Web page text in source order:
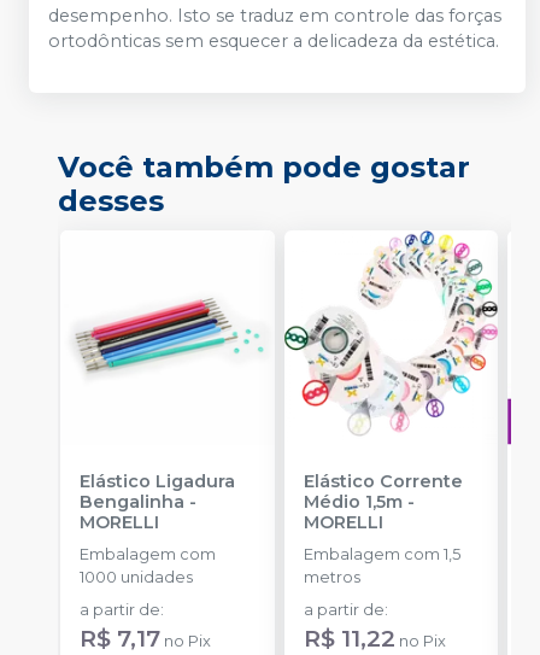
desempenho. Isto se traduz em controle das forças
ortodônticas sem esquecer a delicadeza da estética.
Você também pode gostar
desses
Elástico Ligadura
Bengalinha -
MORELLI
Embalagem com
1000 unidades
a partir de:
R$ 7,17 no Pix
Elástico Corrente
Médio 1,5m-
MORELLI
Embalagem com 1,5
metros
a partir de:
R$ 11,22 no Pix